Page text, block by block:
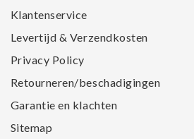
Klantenservice
Levertijd & Verzendkosten
Privacy Policy
Retourneren/beschadigingen
Garantie en klachten
Sitemap